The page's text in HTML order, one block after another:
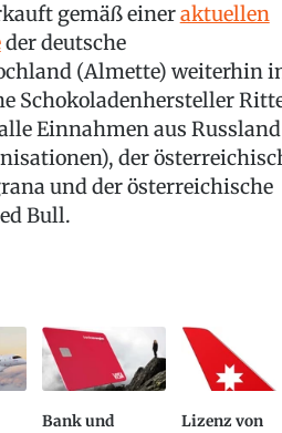
gemäß eineraktuellen
der deutsche
(Almette) weiterhin
Schokoladenhersteller
Einnahmen aus Russland
der
und der österreichische
Bull.
Bank und
Lizenz von